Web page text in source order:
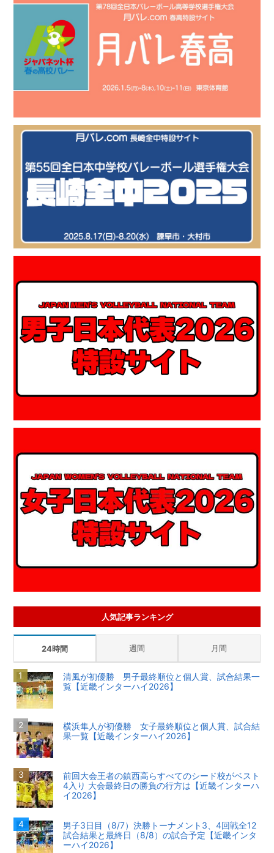
人気記事ランキング
24時間 週間 月間
清風が初優勝 男子最終順位と個人賞、試合結果一
覧【近畿インターハイ2026】
横浜隼人が初優勝 女子最終順位と個人賞、試合結
果一覧【近畿インターハイ2026】
前回大会王者の鎮西高らすべてのシード校がベスト
4入り 大会最終日の勝負の行方は【近畿インターハ
イ2026】
男子3日目（8/7）決勝トーナメント3、4回戦全12
試合結果と最終日（8/8）の試合予定【近畿インタ
ーハイ2026】